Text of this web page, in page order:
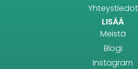
Yhteystiedot
LISÄÄ
Meistä
Blogi
Instagram